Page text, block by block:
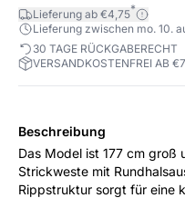
Lieferung ab €4,75*
Lieferung zwischen mo. 10.
30 TAGE RÜCKGABERECHT
VERSANDKOSTENFREI AB
Beschreibung
Das Model ist 177 cm groß
Strickweste mit
Rippstruktur sorgt für eine